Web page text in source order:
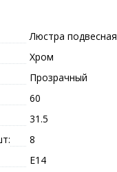
Люстра подвесная
Хром
Прозрачный
60
31.5
8
E14